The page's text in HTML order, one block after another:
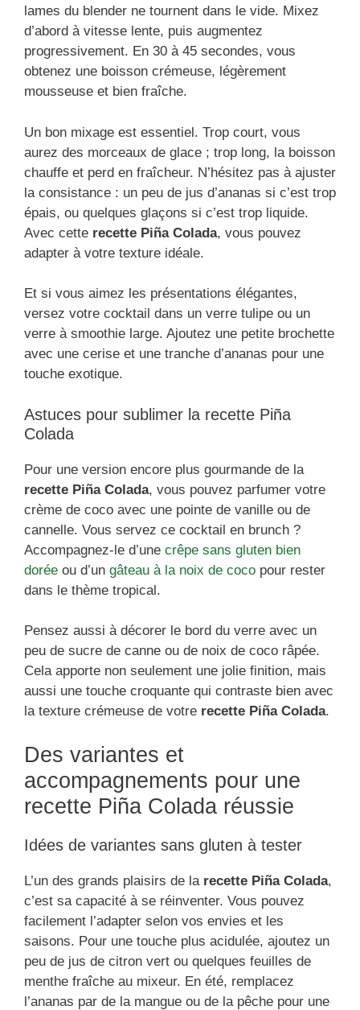
lames du blender ne tournent dans le vide. Mixez
d’abord à vitesse lente, puis augmentez
progressivement. En 30 à 45 secondes, vous
obtenez une boisson crémeuse, légèrement
mousseuse et bien fraîche.
Un bon mixage est essentiel. Trop court, vous
aurez des morceaux de glace ; trop long, la boisson
chauffe et perd en fraîcheur. N’hésitez pas à ajuster
la consistance : un peu de jus d’ananas si c’est trop
épais, ou quelques glaçons si c’est trop liquide.
Avec cette recette Piña Colada, vous pouvez
adapter à votre texture idéale.
Et si vous aimez les présentations élégantes,
versez votre cocktail dans un verre tulipe ou un
verre à smoothie large. Ajoutez une petite brochette
avec une cerise et une tranche d’ananas pour une
touche exotique.
Astuces pour sublimer la recette Piña
Colada
Pour une version encore plus gourmande de la
recette Piña Colada, vous pouvez parfumer votre
crème de coco avec une pointe de vanille ou de
cannelle. Vous servez ce cocktail en brunch ?
Accompagnez-le d’une crêpe sans gluten bien
dorée ou d’un gâteau à la noix de coco pour rester
dans le thème tropical.
Pensez aussi à décorer le bord du verre avec un
peu de sucre de canne ou de noix de coco râpée.
Cela apporte non seulement une jolie finition, mais
aussi une touche croquante qui contraste bien avec
la texture crémeuse de votre recette Piña Colada.
Des variantes et
accompagnements pour une
recette Piña Colada réussie
Idées de variantes sans gluten à tester
L’un des grands plaisirs de la recette Piña Colada,
c’est sa capacité à se réinventer. Vous pouvez
facilement l’adapter selon vos envies et les
saisons. Pour une touche plus acidulée, ajoutez un
peu de jus de citron vert ou quelques feuilles de
menthe fraîche au mixeur. En été, remplacez
l’ananas par de la mangue ou de la pêche pour une